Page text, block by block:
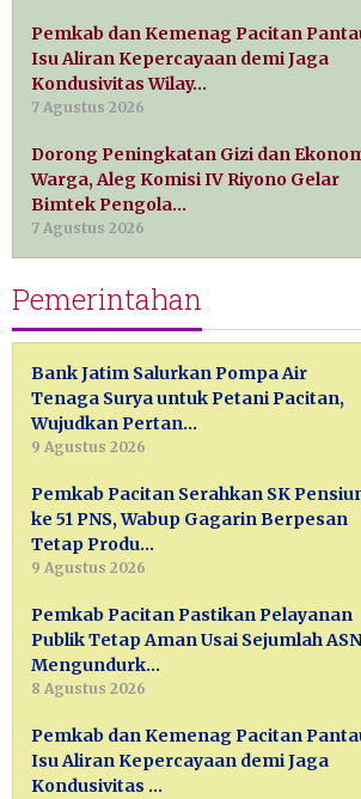
Pemkab dan Kemenag Pacitan
Isu Aliran Kepercayaan demi Jaga
Kondusivitas Wilay…
7 Agustus 2026
Dorong Peningkatan Gizi dan
Warga, Aleg Komisi IV Riyono Gelar
Bimtek Pengola…
7 Agustus 2026
Pemerintahan
Bank Jatim Salurkan Pompa Air
Tenaga Surya untuk Petani Pacitan,
Wujudkan Pertan…
9 Agustus 2026
Pemkab Pacitan Serahkan SK
ke 51 PNS, Wabup Gagarin Berpesan
Tetap Produ…
9 Agustus 2026
Pemkab Pacitan Pastikan Pelayanan
Publik Tetap Aman Usai Sejumlah ASN
Mengundurk…
8 Agustus 2026
Pemkab dan Kemenag Pacitan
Isu Aliran Kepercayaan demi Jaga
Kondusivitas …